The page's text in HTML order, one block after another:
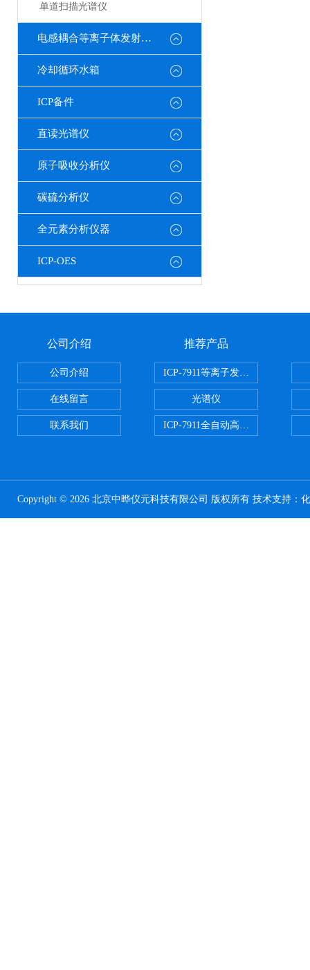
单道扫描光谱仪
电感耦合等离子体发射光谱仪
冷却循环水箱
ICP备件
直读光谱仪
原子吸收分析仪
碳硫分析仪
全元素分析仪器
ICP-OES
公司介绍
公司介绍
在线留言
联系我们
推荐产品
ICP-7911等离子发射光谱
光谱仪
ICP-7911全自动高压开关电源供
Copyright © 2026 北京中晔仪元科技有限公司 版权所有 技术支持：